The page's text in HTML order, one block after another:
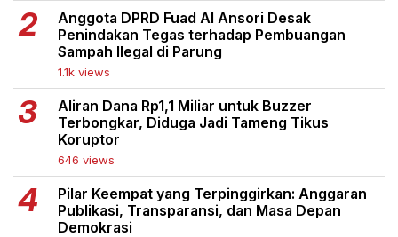
Anggota DPRD Fuad Al Ansori Desak
Penindakan Tegas terhadap Pembuangan
Sampah Ilegal di Parung
1.1k views
Aliran Dana Rp1,1 Miliar untuk Buzzer
Terbongkar, Diduga Jadi Tameng Tikus
Koruptor
646 views
Pilar Keempat yang Terpinggirkan: Anggaran
Publikasi, Transparansi, dan Masa Depan
Demokrasi